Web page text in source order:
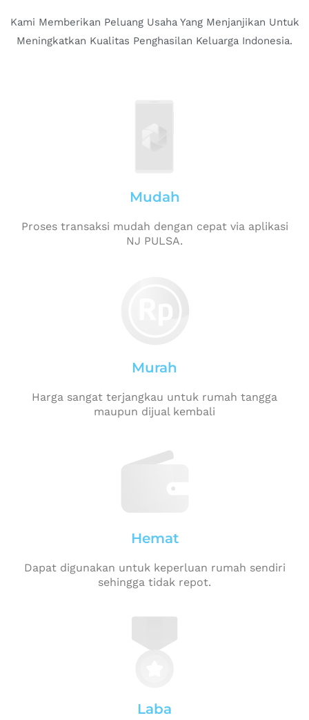
Kami Memberikan Peluang Usaha Yang Menjanjikan Untuk
Meningkatkan Kualitas Penghasilan Keluarga Indonesia.
Mudah
Proses transaksi mudah dengan cepat via aplikasi
NJ PULSA.
Murah
Harga sangat terjangkau untuk rumah tangga
maupun dijual kembali
Hemat
Dapat digunakan untuk keperluan rumah sendiri
sehingga tidak repot.
Laba